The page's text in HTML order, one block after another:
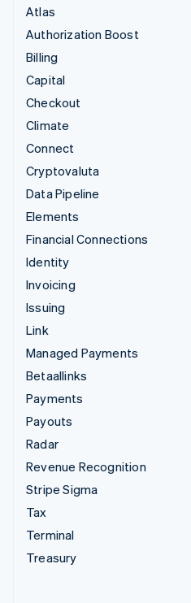
Atlas
Authorization Boost
Billing
Capital
Checkout
Climate
Connect
Cryptovaluta
Data Pipeline
Elements
Financial Connections
Identity
Invoicing
Issuing
Link
Managed Payments
Betaallinks
Payments
Payouts
Radar
Revenue Recognition
Stripe Sigma
Tax
Terminal
Treasury